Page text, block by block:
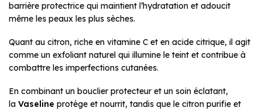
barrière protectrice qui maintient l’hydratation et adoucit
même les peaux les plus sèches.
Quant au citron, riche en vitamine C et en acide citrique, il agit
comme un exfoliant naturel qui illumine le teint et contribue à
combattre les imperfections cutanées.
En combinant un bouclier protecteur et un soin éclatant,
la Vaseline protège et nourrit, tandis que le citron purifie et